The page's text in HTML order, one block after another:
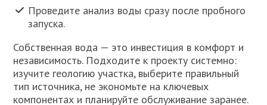
Проведите анализ воды сразу после пробного
запуска.
Собственная вода — это инвестиция в комфорт и
независимость. Подходите к проекту системно:
изучите геологию участка, выберите правильный
тип источника, не экономьте на ключевых
компонентах и планируйте обслуживание заранее.